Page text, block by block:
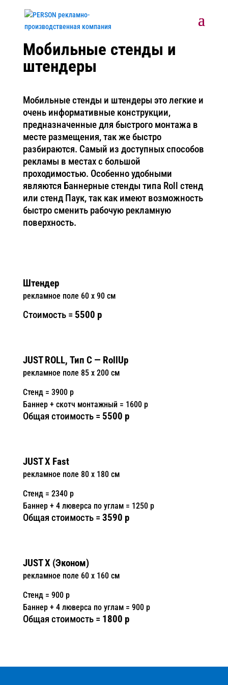
Мобильные стенды и
штендеры
Мобильные стенды и штендеры это легкие и
очень информативные конструкции,
предназначенные для быстрого монтажа в
месте размещения, так же быстро
разбираются. Самый из доступных способов
рекламы в местах с большой
проходимостью. Особенно удобными
являются Баннерные стенды типа Roll стенд
или стенд Паук, так как имеют возможность
быстро сменить рабочую рекламную
поверхность.
Штендер
рекламное поле 60 x 90 см
Стоимость = 5500 р
JUST ROLL, Тип С — RollUp
рекламное поле 85 x 200 см
Стенд = 3900 р
Баннер + скотч монтажный = 1600 р
Общая стоимость = 5500 р
JUST X Fast
рекламное поле 80 x 180 см
Стенд = 2340 р
Баннер + 4 люверса по углам = 1250 р
Общая стоимость =3590 р
JUST X (Эконом)
рекламное поле 60 x 160 см
Стенд = 900 р
Баннер + 4 люверса по углам = 900 р
Общая стоимость = 1800 р